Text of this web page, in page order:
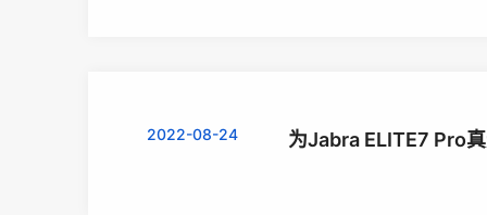
2022-08-24 为Jabra ELITE7 Pro